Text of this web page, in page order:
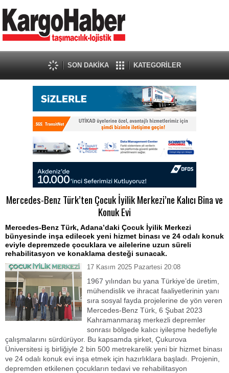
SON DAKİKA KATEGORİLER
Mercedes-Benz Türk’ten Çocuk İyilik Merkezi’ne Kalıcı Bina ve
Konuk Evi
Mercedes-Benz Türk, Adana’daki Çocuk İyilik Merkezi
bünyesinde inşa edilecek yeni hizmet binası ve 24 odalı konuk
eviyle depremzede çocuklara ve ailelerine uzun süreli
rehabilitasyon ve konaklama desteği sunacak.
17 Kasım 2025 Pazartesi 20:08
1967 yılından bu yana Türkiye’de üretim,
mühendislik ve ihracat faaliyetlerinin yanı
sıra sosyal fayda projelerine de yön veren
Mercedes-Benz Türk, 6 Şubat 2023
Kahramanmaraş merkezli depremler
sonrası bölgede kalıcı iyileşme hedefiyle
çalışmalarını sürdürüyor. Bu kapsamda şirket, Çukurova
Üniversitesi iş birliğiyle 2 bin 500 metrekarelik yeni bir hizmet binası
ve 24 odalı konuk evi inşa etmek için hazırlıklara başladı. Projenin,
depremden etkilenen çocukların tedavi ve rehabilitasyon